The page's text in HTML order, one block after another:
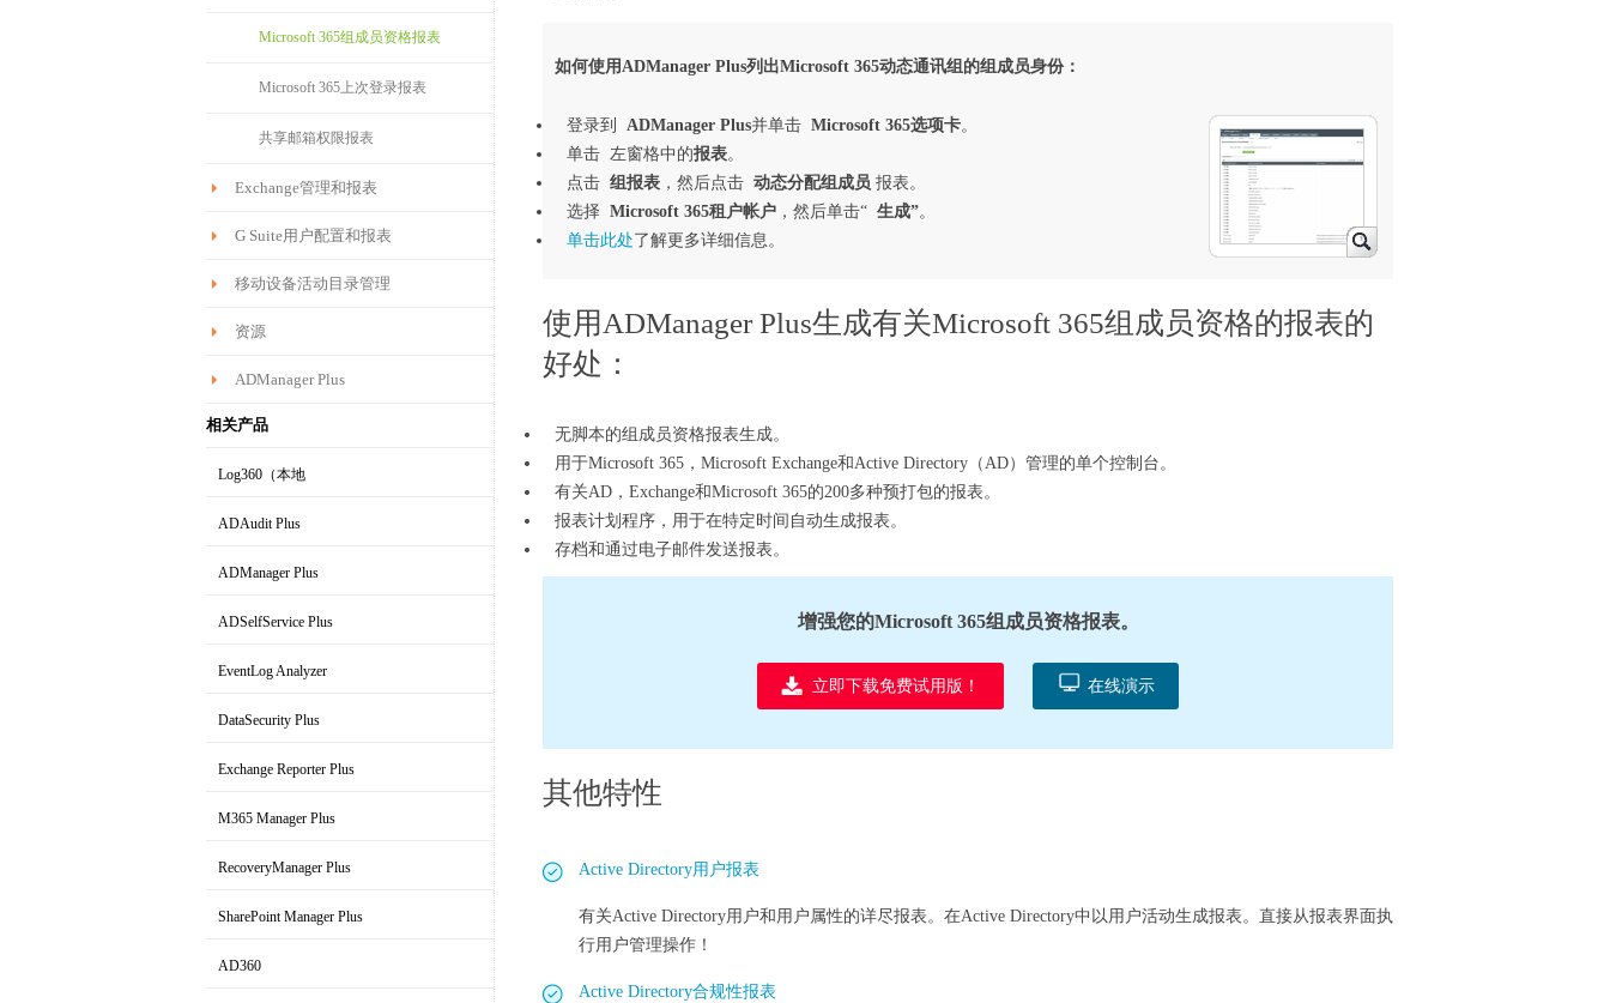
Microsoft 365组成员资格报表
Microsoft 365上次登录报表
共享邮箱权限报表
Exchange管理和报表
G Suite用户配置和报表
移动设备活动目录管理
资源
ADManager Plus
相关产品
Log360（本地
|云）
ADAudit Plus
ADManager Plus
ADSelfService Plus
EventLog Analyzer
DataSecurity Plus
Exchange Reporter Plus
M365 Manager Plus
RecoveryManager Plus
SharePoint Manager Plus
AD360
如何使用ADManager Plus列出Microsoft 365动态通讯组的组成员身份：
登录到 ADManager Plus并单击 Microsoft 365选项卡。
单击 左窗格中的报表。
点击 组报表 ，然后点击 动态分配组成员 报表。
选择 Microsoft 365租户帐户 ，然后单击“ 生成”。
单击此处了解更多详细信息。
使用ADManager Plus生成有关Microsoft 365组成员资格的报表的
好处：
无脚本的组成员资格报表生成。
用于Microsoft 365，Microsoft Exchange和Active Directory（AD）管理的单个控制台。
有关AD，Exchange和Microsoft 365的200多种预打包的报表。
报表计划程序，用于在特定时间自动生成报表。
存档和通过电子邮件发送报表。
增强您的Microsoft 365组成员资格报表。
立即下载免费试用版！ 在线演示
其他特性
Active Directory用户报表
有关Active Directory用户和用户属性的详尽报表。在Active Directory中以用户活动生成报表。直接从报表界面执
行用户管理操作！
Active Directory合规性报表